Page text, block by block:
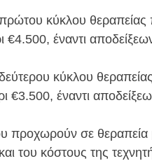
κύκλου θεραπείας
έναντι
κύκλου
€3.500, έναντι
προχωρούν σε
του κόστους της